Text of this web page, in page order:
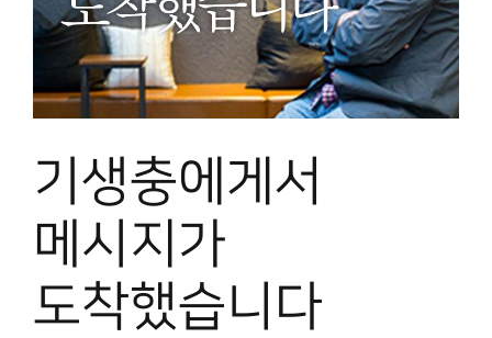
기생충에게서
메시지가
도착했습니다